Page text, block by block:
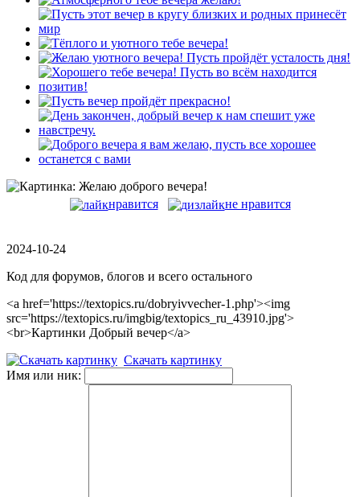
нравится не нравится
2024-10-24
Код для форумов, блогов и всего остального
<a href='https://textopics.ru/dobryivvecher-1.php'><img
src='https://textopics.ru/imgbig/textopics_ru_43910.jpg'>
<br>Картинки Добрый вечер</a>
Скачать картинку
Имя или ник: